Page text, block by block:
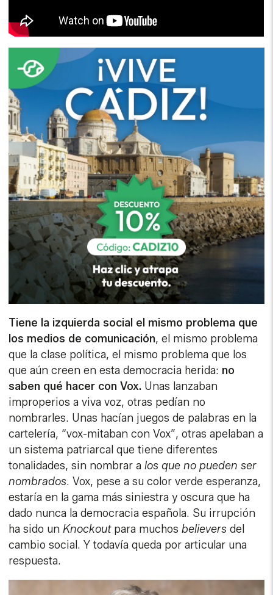
Tiene la izquierda social el mismo problema que
los medios de comunicación, el mismo problema
que la clase política, el mismo problema que los
que aún creen en esta democracia herida: no
saben qué hacer con Vox. Unas lanzaban
improperios a viva voz, otras pedían no
nombrarles. Unas hacían juegos de palabras en la
cartelería, “vox-mitaban con Vox”, otras apelaban a
un sistema patriarcal que tiene diferentes
tonalidades, sin nombrar alos que no pueden ser
nombrados. Vox, pese a su color verde esperanza,
estaría en la gama más siniestra y oscura que ha
dado nunca la democracia española. Su irrupción
ha sido unKnockoutpara muchosbelievers del
cambio social. Y todavía queda por articular una
respuesta.